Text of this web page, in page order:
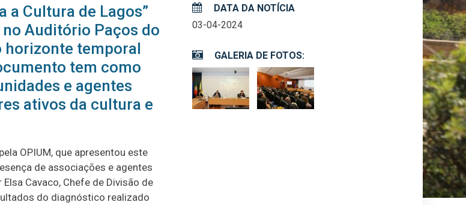
a Cultura de Lagos”
Auditório Paços do
horizonte temporal
tem como
e agentes
ativos da cultura e
OPIUM, que apresentou este
de associações e agentes
Cavaco, Chefe de Divisão de
do diagnóstico realizado
DATA DA NOTÍCIA
03-04-2024
GALERIA DE FOTOS: